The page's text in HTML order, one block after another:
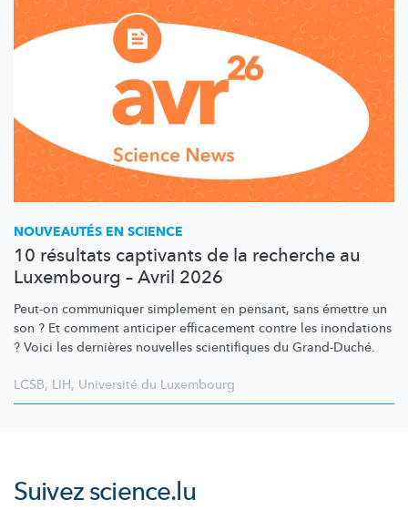
NOUVEAUTÉS EN SCIENCE
10 résultats captivants de la recherche au
Luxembourg – Avril 2026
Peut-on communiquer simplement en pensant, sans émettre un
son ? Et comment anticiper efficacement contre les inondations
? Voici les dernières nouvelles scientifiques du Grand-Duché.
LCSB, LIH, Université du Luxembourg
Suivezscience.lu